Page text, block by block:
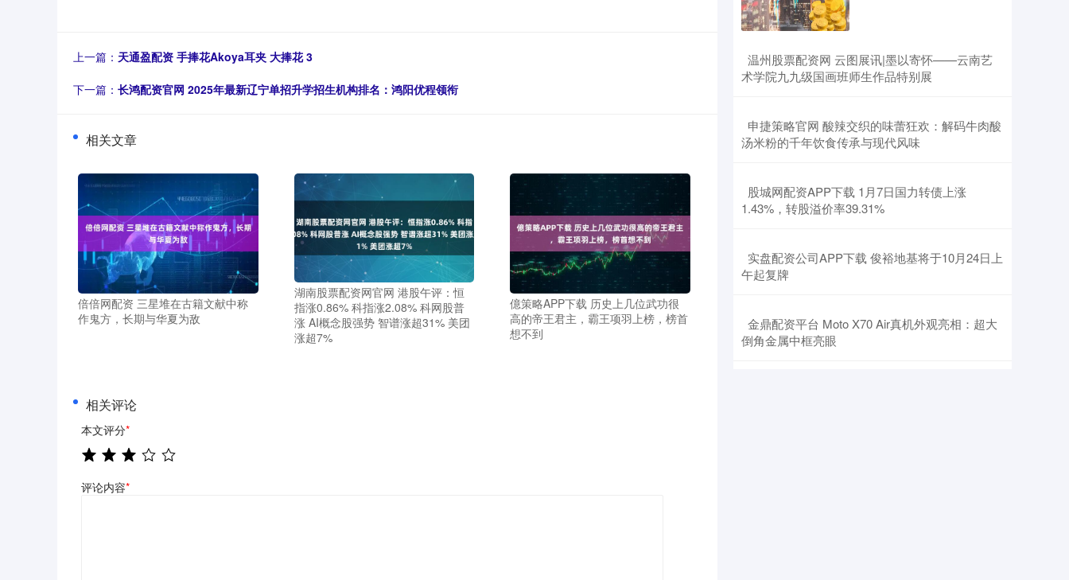
上一篇： 天通盈配资 手捧花Akoya耳夹 大捧花 3
下一篇： 长鸿配资官网 2025年最新辽宁单招升学招生机构排名：鸿阳优程领衔
相关文章
倍倍网配资 三星堆在古籍文献中称
作鬼方，长期与华夏为敌
湖南股票配资网官网 港股午评：恒
指涨0.86% 科指涨2.08% 科网股普
涨 AI概念股强势 智谱涨超31% 美团
涨超7%
億策略APP下载 历史上几位武功很
高的帝王君主，霸王项羽上榜，榜首
想不到
相关评论
本文评分*
评论内容*
​温州股票配资网 云图展讯|墨以寄怀——云南艺
术学院九九级国画班师生作品特别展
​申捷策略官网 酸辣交织的味蕾狂欢：解码牛肉酸
汤米粉的千年饮食传承与现代风味
​股城网配资APP下载 1月7日国力转债上涨
1.43%，转股溢价率39.31%
​实盘配资公司APP下载 俊裕地基将于10月24日上
午起复牌
​金鼎配资平台 Moto X70 Air真机外观亮相：超大
倒角金属中框亮眼